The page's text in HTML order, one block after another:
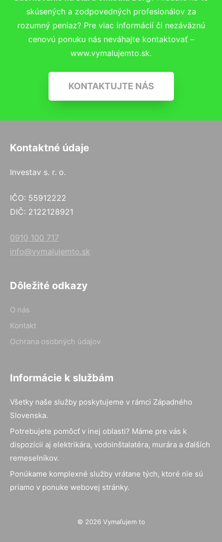
skúsených a zodpovedných profesionálov za
rozumný peniaz? Pre viac informácií či nezáväznú
cenovú ponuku nás neváhajte kontaktovať –
www.vymalujemto.sk.
KONTAKTUJTE NÁS
Kontaktné údaje
Investav s. r. o.
IČO: 55912222
DIČ: 2122128921
0910 100 717
info@vymalujemto.sk
Dôležité odkazy
O nás
Kontakt
Ochrana osobných údajov
Informácie k službám
Všetky naše služby poskytujeme v rámci Západného
Slovenska.
Potrebujete pomôcť v inej oblasti? Máme pre vás k
dispozícii aj elektrikára, vodoinštalatéra, murára a ďalších
remeselníkov.
Ponúkame komplexné služby vrátane tých, ktoré nie sú
priamo v ponuke webovej stránky.
© 2026 Vymaľujem to